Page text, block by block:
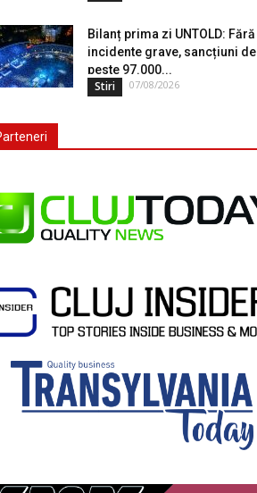
Bilanț prima zi UNTOLD: Fără
incidente grave, sancțiuni de
peste 97.000...
Stiri 07/08/2026